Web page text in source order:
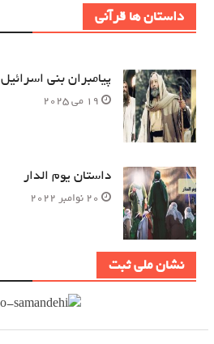
داستان ها قرآنی
پیامبران بنی اسرائیل
19 می 2025
داستان یوم الدار
20 نوامبر 2022
نشان ملی ثبت